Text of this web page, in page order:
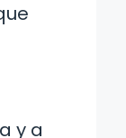
y a